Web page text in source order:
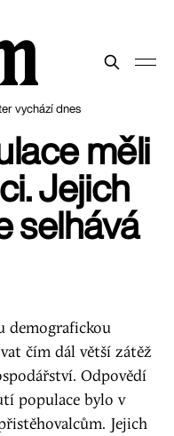
vychází dnes
měli
Jejich
selhává
demografickou
čím dál větší zátěž
Odpovědí
populace bylo v
Jejich